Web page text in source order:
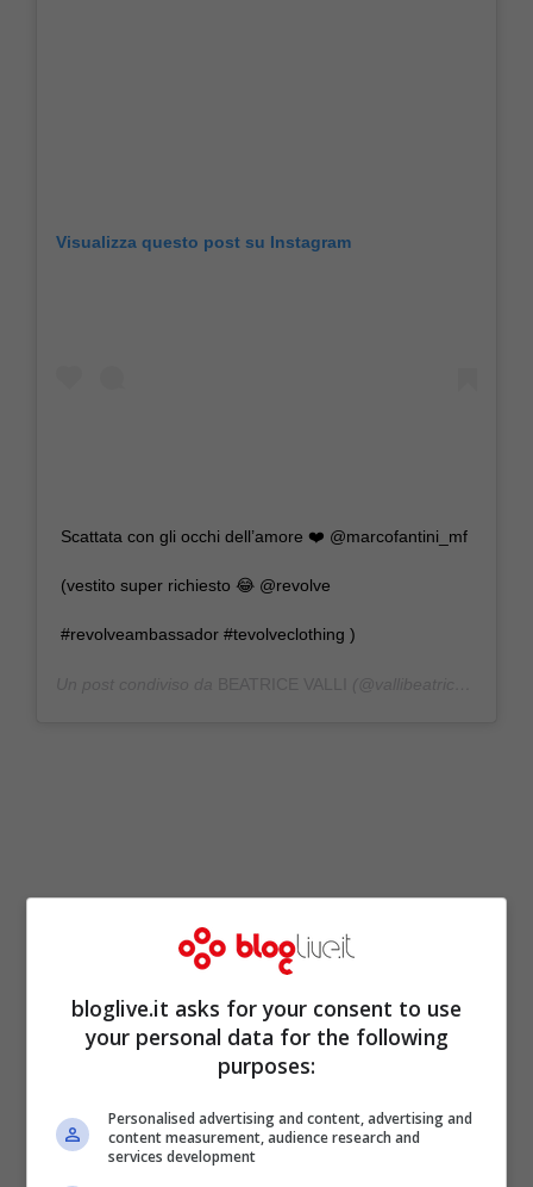
Visualizza questo post su Instagram
Scattata con gli occhi dell’amore ❤️ @marcofantini_mf
(vestito super richiesto 😂 @revolve
#revolveambassador #tevolveclothing )
continua a ricevere moltissimi consensi nel
mondo dei social. La bellissima influencer
bloglive.it asks for your consent to use
your personal data for the following
purposes:
Personalised advertising and content, advertising and
content measurement, audience research and
services development